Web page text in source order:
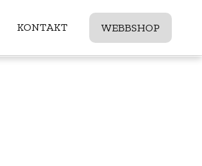
KONTAKT WEBBSHOP